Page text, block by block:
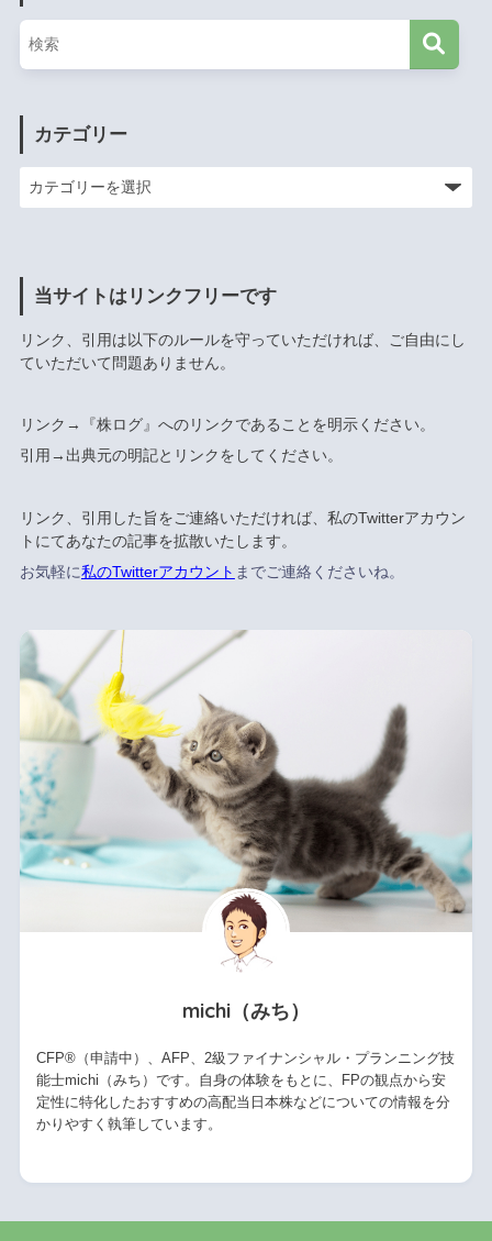
カテゴリー
当サイトはリンクフリーです
リンク、引用は以下のルールを守っていただければ、ご自由にし
ていただいて問題ありません。
リンク→『株ログ』へのリンクであることを明示ください。
引用→出典元の明記とリンクをしてください。
リンク、引用した旨をご連絡いただければ、私のTwitterアカウン
トにてあなたの記事を拡散いたします。
お気軽に私のTwitterアカウント までご連絡くださいね。
michi（みち）
CFP®（申請中）、AFP、2級ファイナンシャル・プランニング技
能士michi（みち）です。自身の体験をもとに、FPの観点から安
定性に特化したおすすめの高配当日本株などについての情報を分
かりやすく執筆しています。